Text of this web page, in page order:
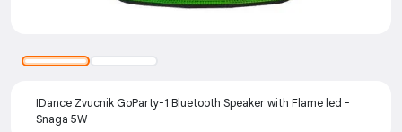
IDance Zvucnik GoParty-1 Bluetooth Speaker with Flame led -
Snaga 5W